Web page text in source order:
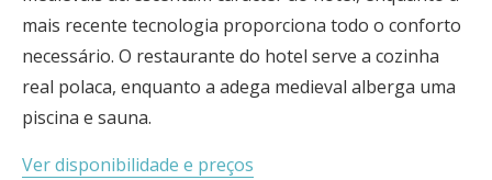
mais recente tecnologia proporciona todo o conforto
necessário. O restaurante do hotel serve a cozinha
real polaca, enquanto a adega medieval alberga uma
piscina e sauna.
Ver disponibilidade e preços